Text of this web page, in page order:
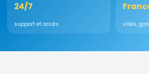
24/7
support et accès villes,